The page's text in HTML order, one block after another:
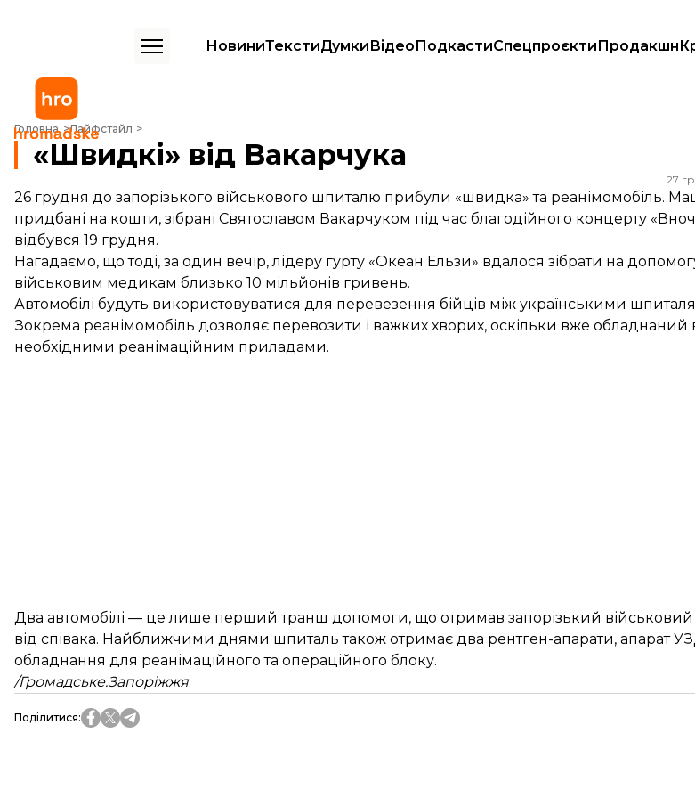
НовиниТекстиДумкиВідеоПодкастиСпецпроєктиПродакшн
Головна Лайфстайл
«Швидкі» від Вакарчука
«Швидкі» від Вакарчука
27
26 грудня до запорізького військового шпиталю прибули «швидка» та реанімомобіль.
придбані на кошти, зібрані Святославом Вакарчуком під час благодійного концерту
відбувся 19 грудня.
Нагадаємо, що тоді, за один вечір, лідеру гурту «Океан Ельзи» вдалося зібрати на
військовим медикам близько 10 мільйонів гривень.
Автомобілі будуть використовуватися для перевезення бійців між українськими
Зокрема реанімомобіль дозволяє перевозити і важких хворих, оскільки вже обладнаний
необхідними реанімаційним приладами.
Два автомобілі — це лише перший транш допомоги, що отримав запорізький
від співака. Найближчими днями шпиталь також отримає два рентген-апарати, апарат
обладнання для реанімаційного та операційного блоку.
/Громадське.Запоріжжя
Поділитися: